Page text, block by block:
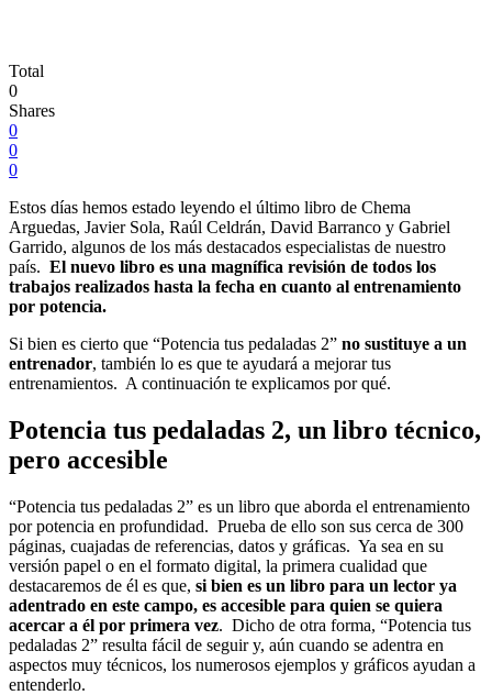
Total
0
Shares
0
0
0
Estos días hemos estado leyendo el último libro de Chema
Arguedas, Javier Sola, Raúl Celdrán, David Barranco y Gabriel
Garrido, algunos de los más destacados especialistas de nuestro
país. El nuevo libro es una magnífica revisión de todos los
trabajos realizados hasta la fecha en cuanto al entrenamiento
por potencia.
Si bien es cierto que “Potencia tus pedaladas 2” no sustituye a un
entrenador, también lo es que te ayudará a mejorar tus
entrenamientos. A continuación te explicamos por qué.
Potencia tus pedaladas 2, un libro técnico,
pero accesible
“Potencia tus pedaladas 2” es un libro que aborda el entrenamiento
por potencia en profundidad. Prueba de ello son sus cerca de 300
páginas, cuajadas de referencias, datos y gráficas. Ya sea en su
versión papel o en el formato digital, la primera cualidad que
destacaremos de él es que, si bien es un libro para un lector ya
adentrado en este campo, es accesible para quien se quiera
acercar a él por primera vez. Dicho de otra forma, “Potencia tus
pedaladas 2” resulta fácil de seguir y, aún cuando se adentra en
aspectos muy técnicos, los numerosos ejemplos y gráficos ayudan a
entenderlo.